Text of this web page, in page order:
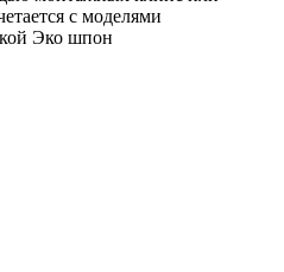
с моделями
Эко шпон